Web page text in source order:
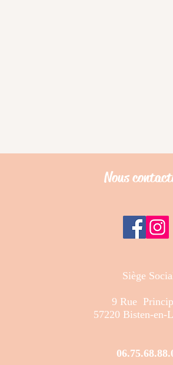
Nous
Siège
9 Rue
57220 Bisten-en-